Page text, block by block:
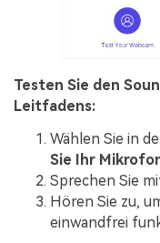
Testen Sie den
Leitfadens:
Wählen Sie in
Sie Ihr
Sprechen Sie
Hören Sie zu,
einwandfrei